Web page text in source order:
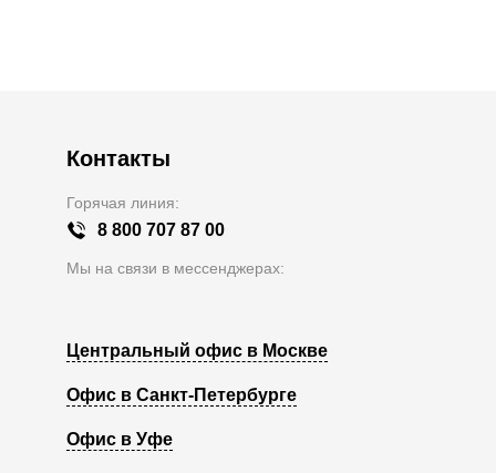
Контакты
Горячая линия:
8 800 707 87 00
Мы на связи в мессенджерах:
Центральный офис в Москве
Офис в Санкт-Петербурге
Офис в Уфе